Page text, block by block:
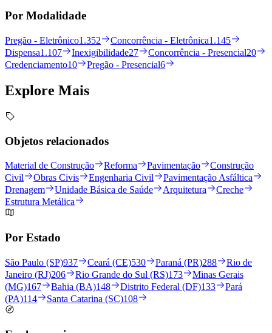
Por Modalidade
Pregão - Eletrônico1.352 Concorrência - Eletrônica1.145
Dispensa1.107 Inexigibilidade27 Concorrência - Presencial20
Credenciamento10 Pregão - Presencial6
Explore Mais
Objetos relacionados
Material de Construção Reforma Pavimentação
Construção
Civil
Obras Civis Engenharia Civil
Pavimentação Asfáltica
Drenagem
Unidade Básica de Saúde Arquitetura
Creche
Estrutura Metálica
Por Estado
São Paulo (SP)937 Ceará (CE)530 Paraná (PR)288
Rio de
Janeiro (RJ)206 Rio Grande do Sul (RS)173
Minas Gerais
(MG)167 Bahia (BA)148 Distrito Federal (DF)133
Pará
(PA)114 Santa Catarina (SC)108